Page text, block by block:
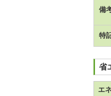
備
特
省
エ